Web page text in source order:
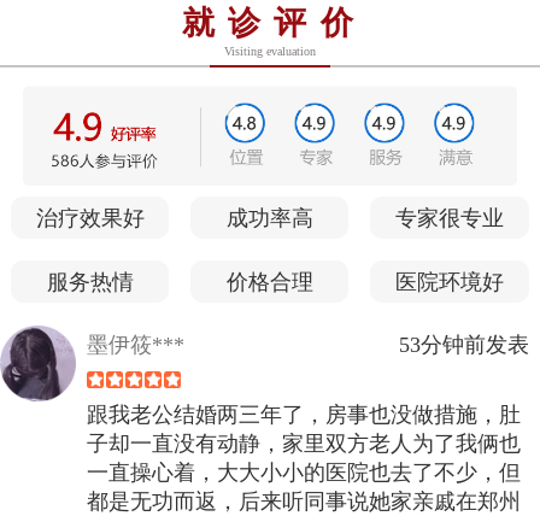
就诊评价
Visiting evaluation
治疗效果好 成功率高 专家很专业
服务热情 价格合理 医院环境好
墨伊筱*** 53分钟前发表
跟我老公结婚两三年了，房事也没做措施，肚
子却一直没有动静，家里双方老人为了我俩也
一直操心着，大大小小的医院也去了不少，但
都是无功而返，后来听同事说她家亲戚在郑州